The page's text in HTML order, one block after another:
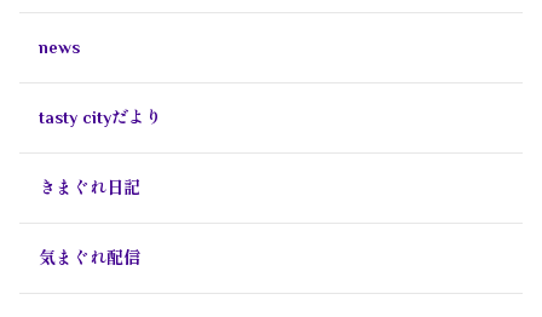
news
tasty cityだより
きまぐれ日記
気まぐれ配信